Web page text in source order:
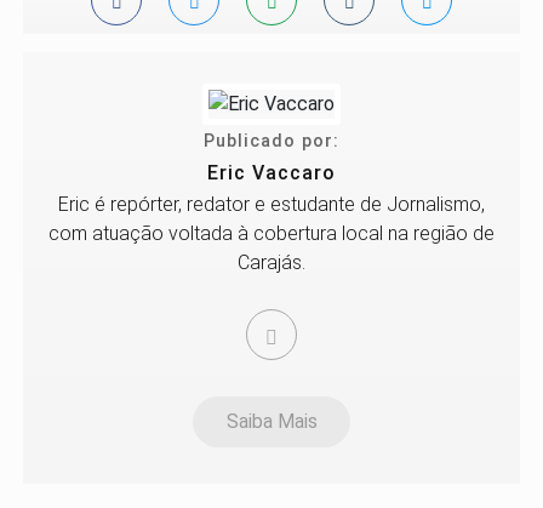
Publicado por:
Eric Vaccaro
Eric é repórter, redator e estudante de Jornalismo,
com atuação voltada à cobertura local na região de
Carajás.
Saiba Mais